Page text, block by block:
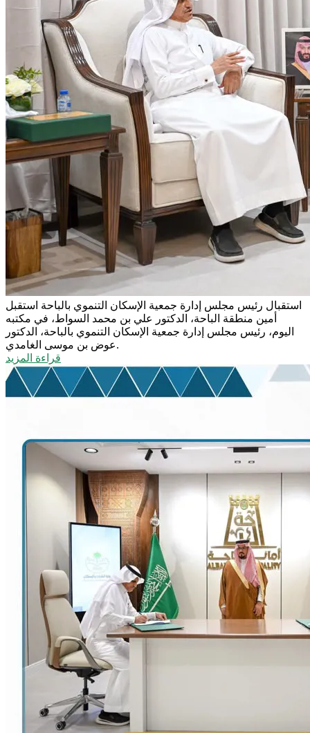
استقبال رئيس مجلس إدارة جمعية الإسكان التنموي بالباحة استقبل
أمين منطقة الباحة، الدكتور علي بن محمد السواط، في مكتبه
اليوم، رئيس مجلس إدارة جمعية الإسكان التنموي بالباحة، الدكتور
عوض بن موسى الغامدي.
قراءة المزيد